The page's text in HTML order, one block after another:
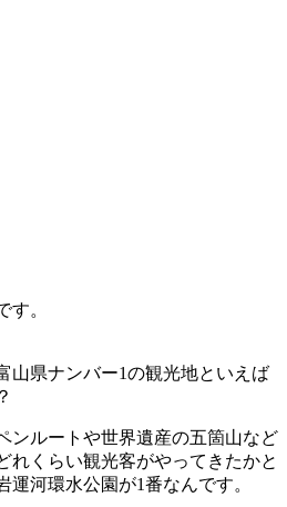
す。
山県ナンバー1の観光地といえば
ンルートや世界遺産の五箇山など
れくらい観光客がやってきたかと
運河環水公園が1番なんです。